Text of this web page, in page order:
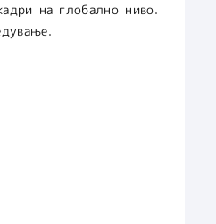
на глобално ниво.